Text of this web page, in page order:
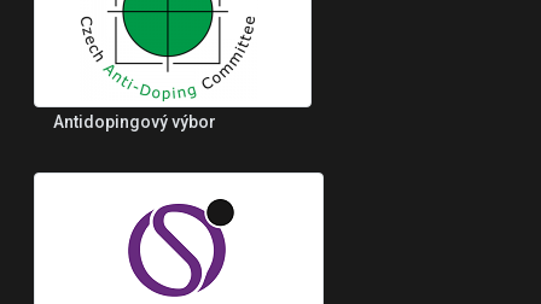
Antidopingový výbor